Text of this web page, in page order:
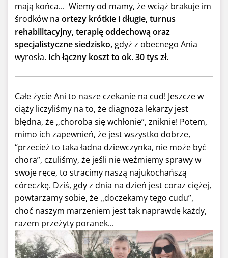
mają końca... Wiemy od mamy, że wciąż brakuje im
środków na ortezy krótkie i długie, turnus
rehabilitacyjny, terapię oddechową oraz
specjalistyczne siedzisko, gdyż z obecnego Ania
wyrosła. Ich łączny koszt to ok. 30 tys zł.
Całe życie Ani to nasze czekanie na cud! Jeszcze w
ciąży liczyliśmy na to, że diagnoza lekarzy jest
błędna, że ,,choroba się wchłonie”, zniknie! Potem,
mimo ich zapewnień, że jest wszystko dobrze,
“przecież to taka ładna dziewczynka, nie może być
chora”, czuliśmy, że jeśli nie weźmiemy sprawy w
swoje ręce, to stracimy naszą najukochańszą
córeczkę. Dziś, gdy z dnia na dzień jest coraz ciężej,
powtarzamy sobie, że ,,doczekamy tego cudu”,
choć naszym marzeniem jest tak naprawdę każdy,
razem przeżyty poranek...